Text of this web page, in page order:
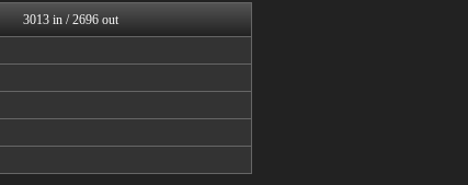
ウマ娘うまぴょい速報
けおけお速報
スマブラ屋さん | スマブ...
カンダタ速報
3013 in / 2696 out